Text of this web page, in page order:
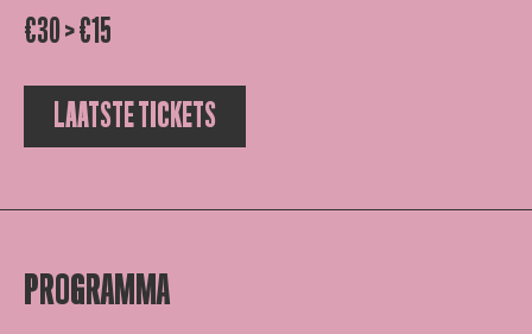
€30 > €15
LAATSTE TICKETS
PROGRAMMA